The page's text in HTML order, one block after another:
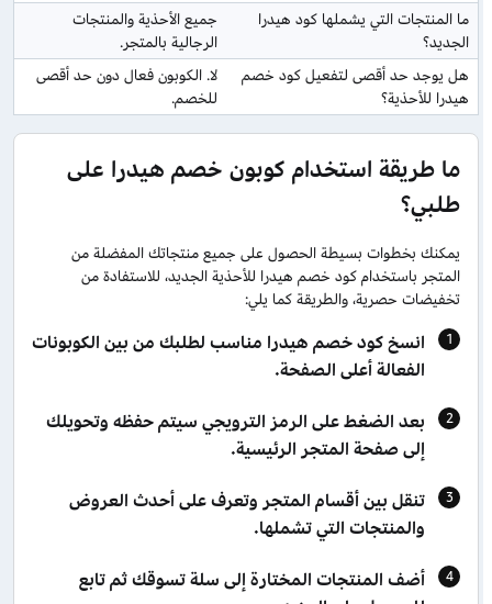
ما المنتجات التي يشملها كود هيدرا
الجديد؟
جميع الأحذية والمنتجات
الرجالية بالمتجر.
هل يوجد حد أقصى لتفعيل كود خصم
هيدرا للأحذية؟
لا. الكوبون فعال دون حد أقصى
للخصم.
ما طريقة استخدام كوبون خصم هيدرا على
طلبي؟
يمكنك بخطوات بسيطة الحصول على جميع منتجاتك المفضلة من
المتجر باستخدام كود خصم هيدرا للأحذية الجديد، للاستفادة من
تخفيضات حصرية، والطريقة كما يلي:
انسخ كود خصم هيدرا مناسب لطلبك من بين الكوبونات
الفعالة أعلى الصفحة.
بعد الضغط على الرمز الترويجي سيتم حفظه وتحويلك
إلى صفحة المتجر الرئيسية.
تنقل بين أقسام المتجر وتعرف على أحدث العروض
والمنتجات التي تشملها.
أضف المنتجات المختارة إلى سلة تسوقك ثم تابع